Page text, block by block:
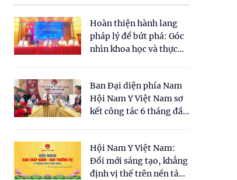
Hoàn thiện hành lang
pháp lý để bứt phá: Góc
nhìn khoa học và thực
cho Luật Y dược cổ
truyền Việt Nam"
Ban Đại diện phía Nam
Hội Nam Y Việt Nam sơ
kết công tác 6 tháng đầu
Hội Nam Y Việt Nam:
Đổi mới sáng tạo, khẳng
định vị thế trên nền tảng